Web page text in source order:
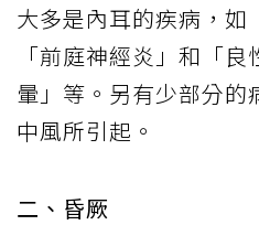
大多是內耳的疾病，如
「前庭神經炎」和「
暈」等。另有少部分的
中風所引起。
二、昏厥